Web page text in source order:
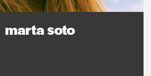
marta soto